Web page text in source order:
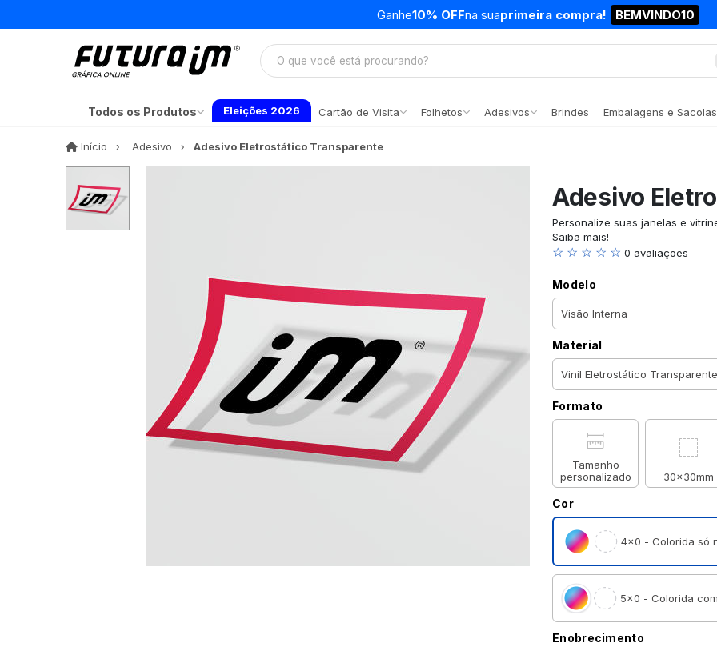
Ganhe10% OFFna suaprimeira compra! BEMVINDO10
Todos os Produtos Eleições 2026 Cartão de Visita Folhetos Adesivos Brindes Embalagens e Sacolas
Início Início Adesivo Adesivo Eletrostático Transparente
Adesivo
Personalize suas janelas e
Saiba mais!
☆ ☆ ☆ ☆ ☆ 0 avaliações
Modelo
Material
Formato
Tamanho
personalizado
30x30mm
Cor
4×0 - Colorida só
5×0 - Colorida
Enobrecimento